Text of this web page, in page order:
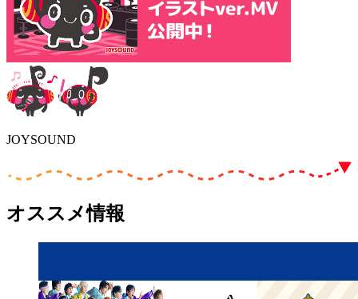
JOYSOUND
オススメ情報